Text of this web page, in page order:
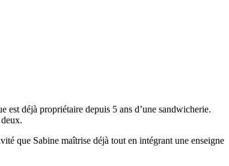
est déjà propriétaire depuis 5 ans d’une sandwicherie.
que Sabine maîtrise déjà tout en intégrant une enseigne